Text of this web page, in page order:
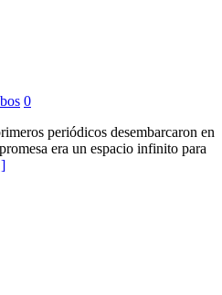
0
periódicos desembarcaron en
era un espacio infinito para